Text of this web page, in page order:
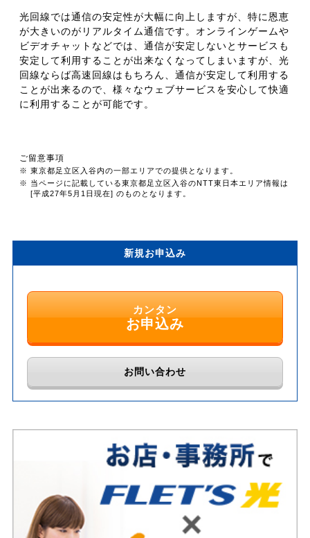
光回線では通信の安定性が大幅に向上しますが、特に恩恵
が大きいのがリアルタイム通信です。オンラインゲームや
ビデオチャットなどでは、通信が安定しないとサービスも
安定して利用することが出来なくなってしまいますが、光
回線ならば高速回線はもちろん、通信が安定して利用する
ことが出来るので、様々なウェブサービスを安心して快適
に利用することが可能です。
ご留意事項
※ 東京都足立区入谷内の一部エリアでの提供となります。
※ 当ページに記載している東京都足立区入谷のNTT東日本エリア情報は
[平成27年5月1日現在] のものとなります。
新規お申込み
カンタン
お申込み
お問い合わせ